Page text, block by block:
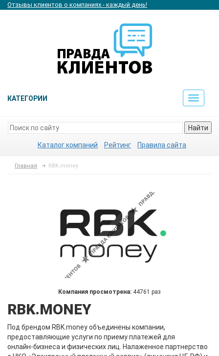
Отзывы клиентов о компаниях - каждый день!
КАТЕГОРИИ
Toggle
Найти
Каталог компаний Рейтинг Правила сайта
Главная RBK.money
Компания просмотрена: 44761 раз
RBK.MONEY
Под брендом RBK.money объединены компании,
предоставляющие услуги по приему платежей для
онлайн-бизнеса и физических лиц. Налаженное партнерство